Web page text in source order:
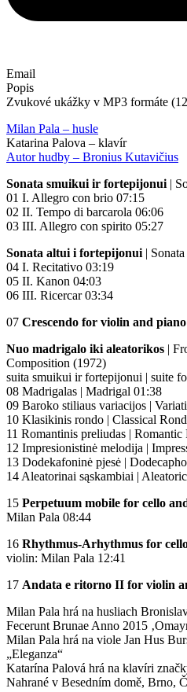
Email
Popis
Zvukové ukážky v MP3 formáte
Milan Pala – husle
Katarina Palova – klavír
Autor hudby – Bronius Kutavičius
Sonata smuikui ir fortepijonui |
01 I. Allegro con brio 07:15
02 II. Tempo di barcarola 06:06
03 III. Allegro con spirito 05:27
Sonata altui i fortepijonui |
04 I. Recitativo 03:19
05 II. Kanon 04:03
06 III. Ricercar 03:34
07 Crescendo for violin and piano
Nuo madrigalo iki aleatorikos |
Composition (1972)
suita smuikui ir fortepijonui | suite
08 Madrigalas | Madrigal 01:38
09 Baroko stiliaus variacijos |
10 Klasikinis rondo | Classical
11 Romantinis preliudas | Romantic
12 Impresionistinė melodija |
13 Dodekafoninė pjesė |
14 Aleatorinai sąskambiai |
15 Perpetuum mobile for cello
Milan Pala 08:44
16 Rhythmus-Arhythmus for
violin: Milan Pala 12:41
17 Andata e ritorno II for violin
Milan Pala hrá na husliach
Fecerunt Brunae Anno 2015
Milan Pala hrá na viole Jan Hus
„Eleganza“
Katarína Palová hrá na klavíri
Nahrané v Besedním domě, Brno,